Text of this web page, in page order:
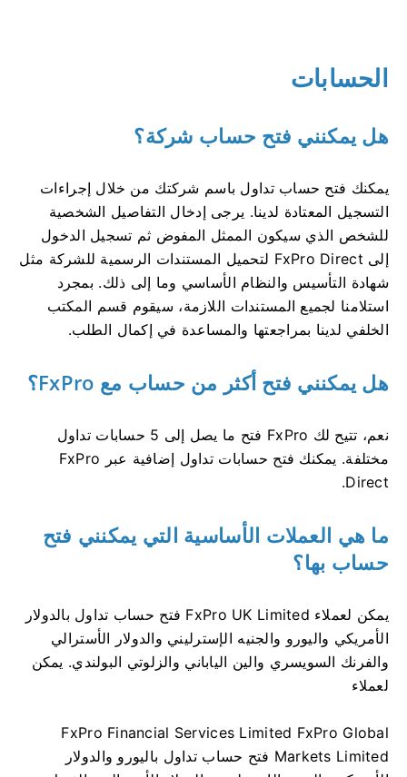
الحسابات
هل يمكنني فتح حساب شركة؟
يمكنك فتح حساب تداول باسم شركتك من خلال إجراءات
التسجيل المعتادة لدينا. يرجى إدخال التفاصيل الشخصية
للشخص الذي سيكون الممثل المفوض ثم تسجيل الدخول
إلى FxPro Direct لتحميل المستندات الرسمية للشركة مثل
شهادة التأسيس والنظام الأساسي وما إلى ذلك. بمجرد
استلامنا لجميع المستندات اللازمة، سيقوم قسم المكتب
الخلفي لدينا بمراجعتها والمساعدة في إكمال الطلب.
هل يمكنني فتح أكثر من حساب مع FxPro؟
نعم، تتيح لك FxPro فتح ما يصل إلى 5 حسابات تداول
مختلفة. يمكنك فتح حسابات تداول إضافية عبر FxPro
Direct.
ما هي العملات الأساسية التي يمكنني فتح
حساب بها؟
يمكن لعملاء FxPro UK Limited فتح حساب تداول بالدولار
الأمريكي واليورو والجنيه الإسترليني والدولار الأسترالي
والفرنك السويسري والين الياباني والزلوتي البولندي. يمكن
لعملاء
FxPro Financial Services Limited FxPro Global
Markets Limited فتح حساب تداول باليورو والدولار